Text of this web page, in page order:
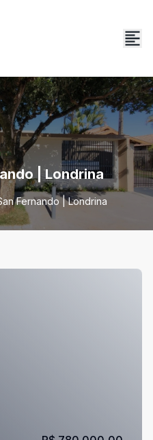
| Londrina
Fernando | Londrina